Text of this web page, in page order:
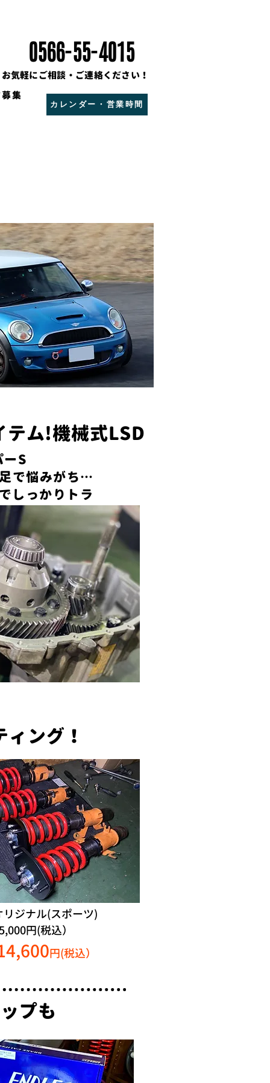
0566-55-4015
お気軽にご相談・ご連絡ください！
集
カレンダー・営業時間
ム!機械式LSD
S
で悩みがち…
しっかりトラ
ング！
ジナル(スポーツ)
円(税込）
円(税込）
プも